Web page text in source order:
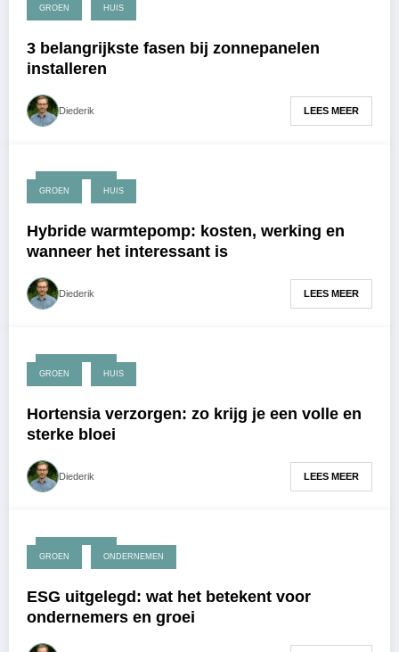
april 22, 2026
GROEN HUIS
3 belangrijkste fasen bij zonnepanelen
installeren
Diederik LEES MEER
april 15, 2026
GROEN HUIS
Hybride warmtepomp: kosten, werking en
wanneer het interessant is
Diederik LEES MEER
april 13, 2026
GROEN HUIS
Hortensia verzorgen: zo krijg je een volle en
sterke bloei
Diederik LEES MEER
april 10, 2026
GROEN ONDERNEMEN
ESG uitgelegd: wat het betekent voor
ondernemers en groei